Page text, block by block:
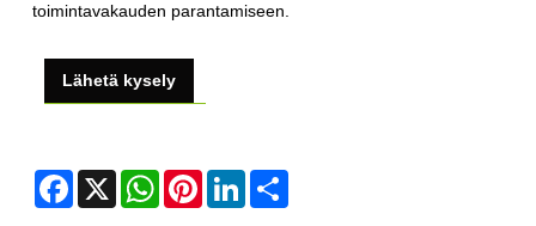
toimintavakauden parantamiseen.
Lähetä kysely
Facebook
X WhatsApp
PinterestLinkedIn